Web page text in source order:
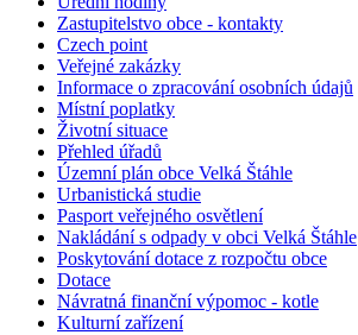
Zastupitelstvo obce - kontakty
Czech point
Veřejné zakázky
Informace o zpracování osobních údajů
Místní poplatky
Životní situace
Přehled úřadů
Územní plán obce Velká Štáhle
Urbanistická studie
Pasport veřejného osvětlení
Nakládání s odpady v obci Velká Štáhle
Poskytování dotace z rozpočtu obce
Dotace
Návratná finanční výpomoc - kotle
Kulturní zařízení